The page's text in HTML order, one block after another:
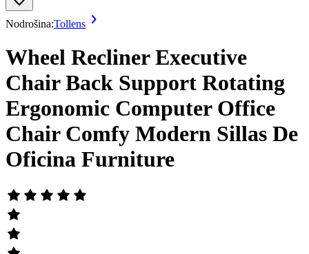
Nodrošina:Tollens
Wheel Recliner Executive
Chair Back Support Rotating
Ergonomic Computer Office
Chair Comfy Modern Sillas De
Oficina Furniture